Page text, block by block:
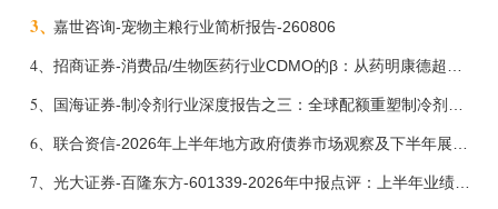
3、嘉世咨询-宠物主粮行业简析报告-260806
4、
5、
6、
7、 光大证券-百隆东方-601339-2026年中报点评：上半年业绩表现高增，国内外产能均有亮眼表现-260807